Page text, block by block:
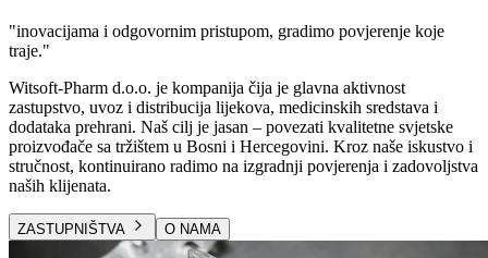
"inovacijama i odgovornim pristupom, gradimo povjerenje koje
traje."
Witsoft-Pharm d.o.o. je kompanija čija je glavna aktivnost
zastupstvo, uvoz i distribucija lijekova, medicinskih sredstava i
dodataka prehrani. Naš cilj je jasan – povezati kvalitetne svjetske
proizvođače sa tržištem u Bosni i Hercegovini. Kroz naše iskustvo i
stručnost, kontinuirano radimo na izgradnji povjerenja i zadovoljstva
naših klijenata.
ZASTUPNIŠTVA O NAMA